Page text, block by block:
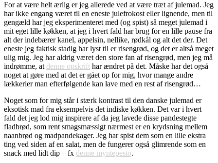
For at være helt ærlig er jeg allerede ved at være træt af julemad. Jeg
har ikke engang været til en eneste julefrokost eller lignende, men til
gengæld har jeg eksperimenteret med (og spist) så meget julemad i
mit eget lille køkken, at jeg i hvert fald har brug for en lille pause fra
alt der indebærer kanel, appelsin, nellike, rødkål og alt det der. Det
eneste jeg faktisk stadig har lyst til er risengrød, og det er altså meget
ulig mig. Jeg har aldrig været den store fan af risengrød, men jeg må
indrømme, at denne opskrift har ændret på det. Måske har det også
noget at gøre med at det er gået op for mig, hvor mange andre
lækkerier man efterfølgende kan lave med en rest af risengrød…
Noget som for mig står i stærk kontrast til den danske julemad er
eksotisk mad fra eksempelvis det indiske køkken. Det var i hvert
fald det jeg lod mig inspirere af da jeg lavede disse pandestegte
fladbrød, som rent smagsmæssigt nærmest er en krydsning mellem
naanbrød og madpandekager. Jeg har spist dem som en lille ekstra
ting ved siden af en salat, men de fungerer også glimrende som en
snack med lidt dip – fx denne myntepesto.